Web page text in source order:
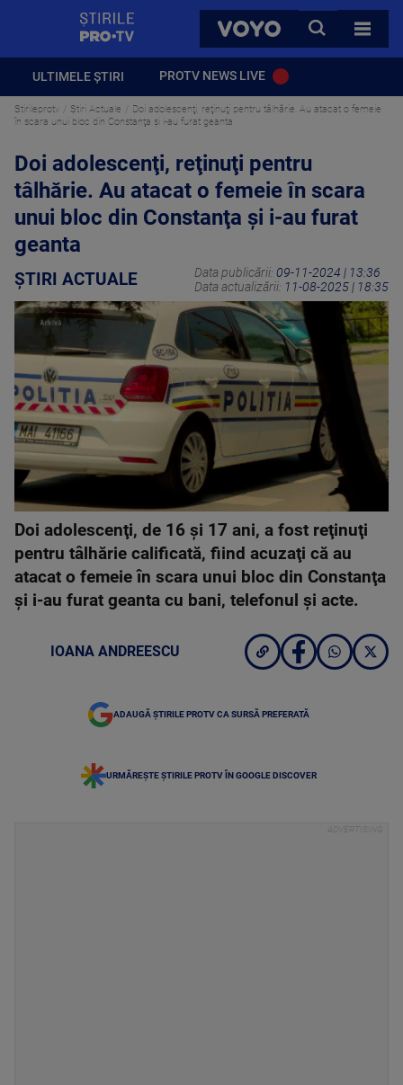
VOYO
CAUTA
TOATE
ULTIMELE ȘTIRI PROTV NEWS LIVE
Stirileprotv Știri Actuale
Doi adolescenţi, reţinuţi pentru tâlhărie. Au atacat o femeie
în scara unui bloc din Constanţa şi i-au furat geanta
Doi adolescenţi, reţinuţi pentru
tâlhărie. Au atacat o femeie în scara
unui bloc din Constanţa şi i-au furat
geanta
ȘTIRI ACTUALE Data publicării: 09-11-2024 | 13:36
Data actualizării: 11-08-2025 | 18:35
Doi adolescenţi, de 16 şi 17 ani, a fost reţinuţi
pentru tâlhărie calificată, fiind acuzaţi că au
atacat o femeie în scara unui bloc din Constanţa
şi i-au furat geanta cu bani, telefonul şi acte.
IOANA ANDREESCU
ADAUGĂ ȘTIRILE PROTV CA SURSĂ PREFERATĂ
URMĂREȘTE ȘTIRILE PROTV ÎN GOOGLE DISCOVER